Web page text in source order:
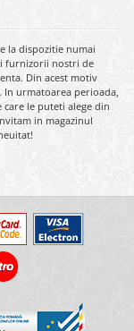
la dispozitie numai
furnizorii nostri de
Din acest motiv
In urmatoarea perioada,
le puteti alege din
in magazinul